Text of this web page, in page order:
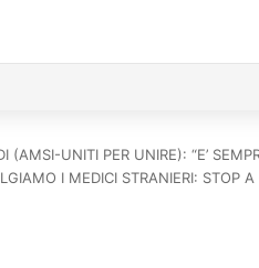
UNITI PER UNIRE): “E’
I MEDICI STRANIERI: STOP A